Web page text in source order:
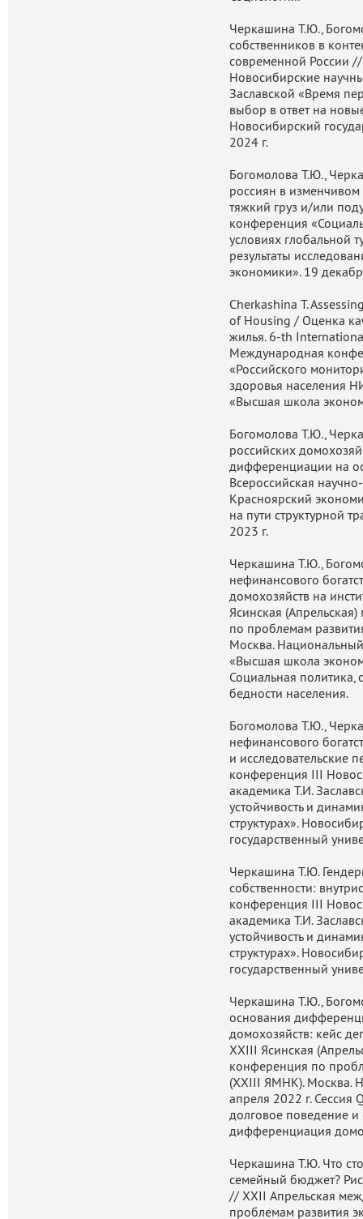
Черкашина Т.Ю.,
собственников в
современной России
Новосибирские
Заславской «Время
выбор в ответ на
Новосибирский
2024 г.
Богомолова Т.Ю.,
россиян в
тяжкий груз и/или
конференция
условиях глобальной
результаты
экономики». 19
Cherkashina T.
of Housing / Оценка
жилья. 6-th
Международная
«Российского
здоровья населения
«Высшая школа
Богомолова Т.Ю.,
российских
дифференциации на
Всероссийская
Красноярский
на пути структурной
2023 г.
Черкашина Т.Ю.,
нефинансового
домохозяйств на
Ясинская
по проблемам
Москва. Национальный
«Высшая школа
Социальная политика,
бедности населения.
Богомолова Т.Ю.,
нефинансового
и исследовательские
конференция III
академика Т.И.
устойчивость и
структурах».
государственный
Черкашина Т.Ю.
собственности:
конференция III
академика Т.И.
устойчивость и
структурах».
государственный
Черкашина Т.Ю.,
основания
домохозяйств: кейс
XXIII Ясинская
конференция по
(XXIII ЯМНК). Москва.
апреля 2022 г. Сессия
долговое поведение
дифференциация
Черкашина Т.Ю. Что
семейный бюджет?
// XXII Апрельская
проблемам развития